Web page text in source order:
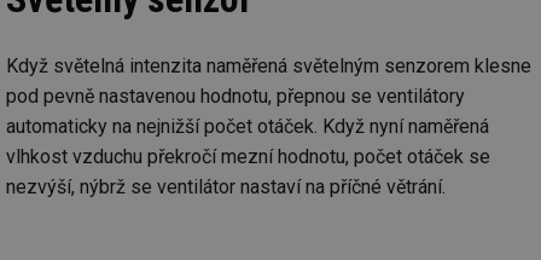
Když světelná intenzita naměřená světelným senzorem klesne
pod pevně nastavenou hodnotu, přepnou se ventilátory
automaticky na nejnižší počet otáček. Když nyní naměřená
vlhkost vzduchu překročí mezní hodnotu, počet otáček se
nezvýší, nýbrž se ventilátor nastaví na příčné větrání.